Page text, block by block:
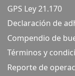
GPS Ley 21.170
Declaración de
Compendio de
Términos y
Reporte de